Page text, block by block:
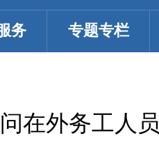
务 专题专栏
在外务工人